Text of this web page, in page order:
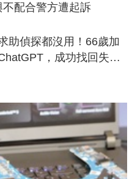
配合警方遭起訴
助偵探都沒用！66歲加
，成功找回失散